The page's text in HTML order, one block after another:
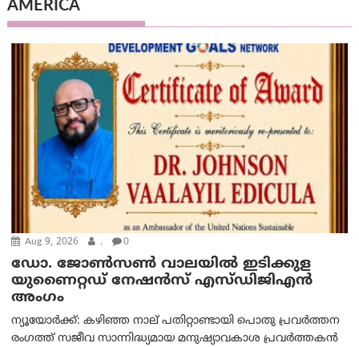
AMERICA
Aug 9, 2026 . 0
ഡോ. ജോൺസൺ വാലയിൽ ഇടിക്കുള
യുണൈറ്റഡ് നേഷൻസ് എസ്ഡിജിഎൻ
അംഗം
ന്യൂയോര്‍ക്ക്: കഴിഞ്ഞ നാല് പതിറ്റാണ്ടായി പൊതു പ്രവർത്തന
രംഗത്ത് സജീവ സാന്നിദ്ധ്യമായ മനുഷ്യാവകാശ പ്രവർത്തകൻ